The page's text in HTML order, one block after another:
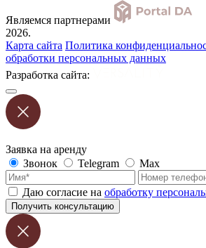
Являемся партнерами
2026.
Карта сайта Политика
обработки персональных данных
Разработка сайта:
Заявка на аренду
Звонок
Telegram Max
Даю согласие на обработку
Получить консультацию